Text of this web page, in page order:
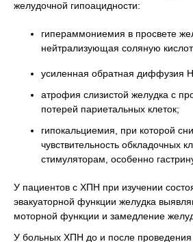
желудочной гипоацидности:
гипераммониемия в просвете
нейтрализующая соляную
усиленная обратная диффузия Н
атрофия слизистой желудка с
потерей париетальных клеток;
гипокальциемия, при которой
чувствительность обкладочных
стимуляторам, особенно
У пациентов с ХПН при изучении
эвакуаторной функции желудка
моторной функции и замедление
У больных ХПН до и после проведения